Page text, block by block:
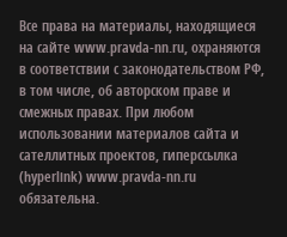
Все права на материалы, находящиеся
на сайте www.pravda-nn.ru, охраняются
в соответствии с законодательством РФ,
в том числе, об авторском праве и
смежных правах. При любом
использовании материалов сайта и
сателлитных проектов, гиперссылка
(hyperlink) www.pravda-nn.ru
обязательна.